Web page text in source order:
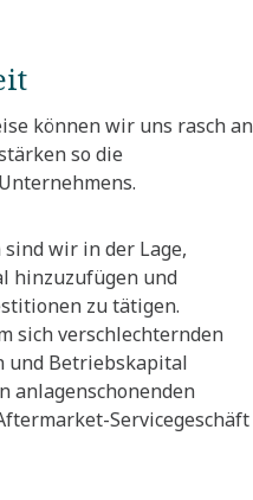
können wir uns rasch an
so die
wir in der Lage,
hinzuzufügen und
zu tätigen.
sich verschlechternden
und Betriebskapital
anlagenschonenden
Servicegeschäft